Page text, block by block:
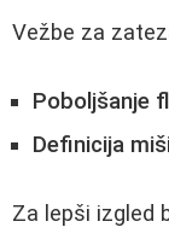
Vežbe za
Poboljšanje
Definicija
Za lepši izgled